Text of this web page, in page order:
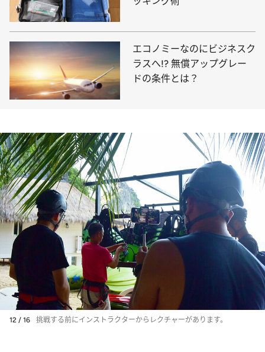
エコノミーなのにビジネスク
ラスへ!? 無償アップグレー
ドの条件とは？
12 / 16 挑戦する前にインストラクターからレクチャーがあります。